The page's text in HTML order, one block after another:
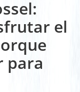
el
para